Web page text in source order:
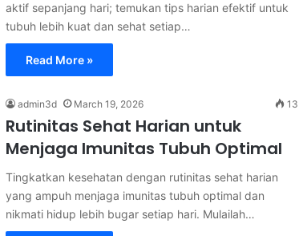
aktif sepanjang hari; temukan tips harian efektif untuk
tubuh lebih kuat dan sehat setiap…
Read More »
admin3d March 19, 2026 13
Rutinitas Sehat Harian untuk
Menjaga Imunitas Tubuh Optimal
Tingkatkan kesehatan dengan rutinitas sehat harian
yang ampuh menjaga imunitas tubuh optimal dan
nikmati hidup lebih bugar setiap hari. Mulailah…